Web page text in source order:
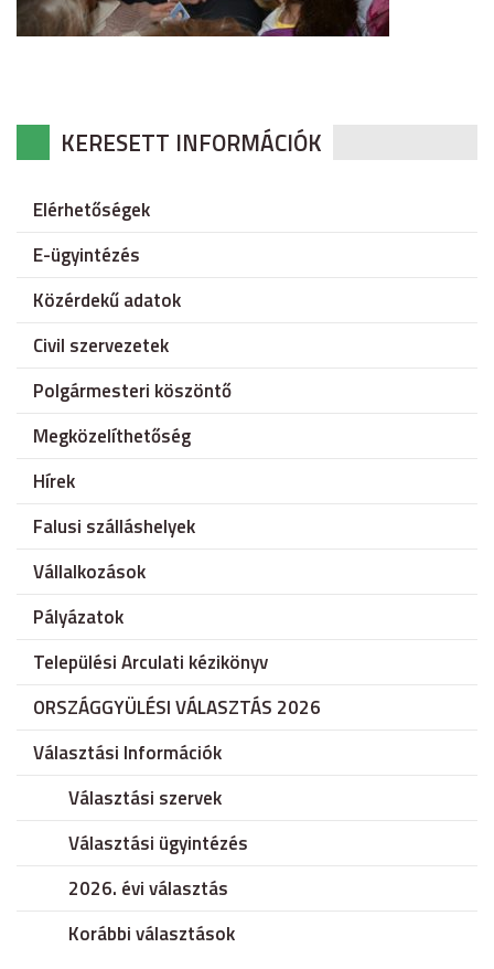
KERESETT INFORMÁCIÓK
Elérhetőségek
E-ügyintézés
Közérdekű adatok
Civil szervezetek
Polgármesteri köszöntő
Megközelíthetőség
Hírek
Falusi szálláshelyek
Vállalkozások
Pályázatok
Települési Arculati kézikönyv
ORSZÁGGYÜLÉSI VÁLASZTÁS 2026
Választási Információk
Választási szervek
Választási ügyintézés
2026. évi választás
Korábbi választások